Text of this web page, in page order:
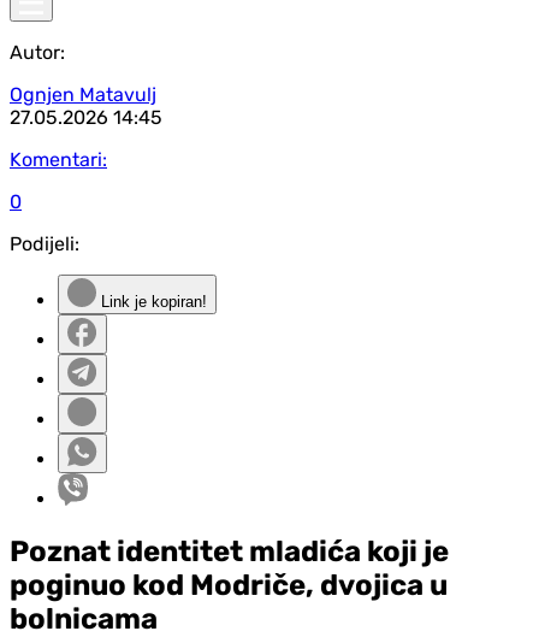
Autor:
Ognjen Matavulj
27.05.2026 14:45
Komentari:
0
Podijeli:
Link je kopiran!
Poznat identitet mladića koji je
poginuo kod Modriče, dvojica u
bolnicama